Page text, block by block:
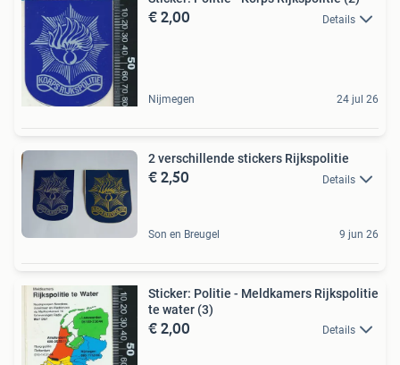
€ 2,00 Details
Nijmegen 24 jul 26
2 verschillende stickers Rijkspolitie
€ 2,50 Details
Son en Breugel 9 jun 26
Sticker: Politie - Meldkamers Rijkspolitie
te water (3)
€ 2,00 Details